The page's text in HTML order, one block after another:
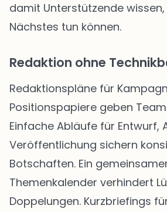
damit Unterstützende
Nächstes tun können.
Redaktion ohne
Redaktionspläne für
Positionspapiere geben
Einfache Abläufe für Entwurf,
Veröffentlichung sichern
Botschaften. Ein
Themenkalender verhindert
Doppelungen. Kurzbriefings